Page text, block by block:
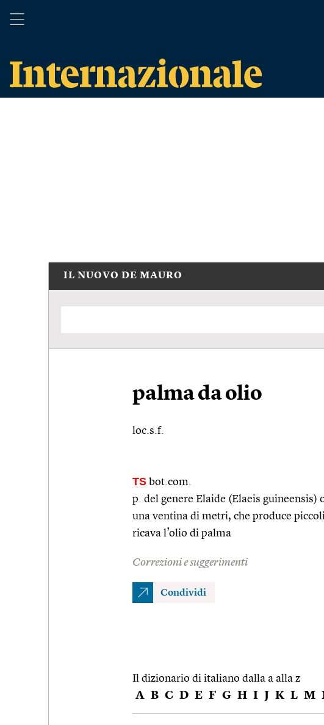
IL NUOVO DE MAURO
palma da olio
loc.s.f.
TS bot.com.
p. del genere Elaide (Elaeis
una ventina di metri, che produce
ricava l’olio di palma
Correzioni e suggerimenti
Condividi
Il dizionario di italiano dalla a alla z
A B C D E F G H I J K L M